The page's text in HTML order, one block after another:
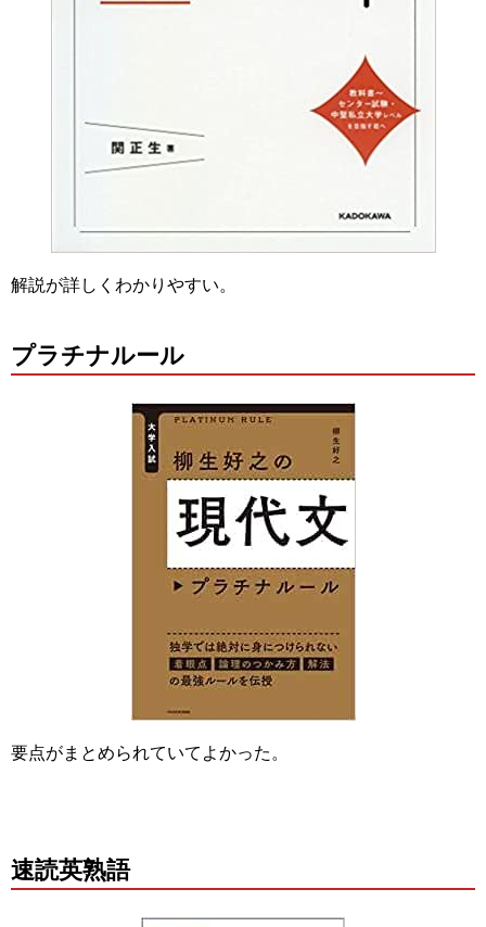
解説が詳しくわかりやすい。
プラチナルール
要点がまとめられていてよかった。
速読英熟語